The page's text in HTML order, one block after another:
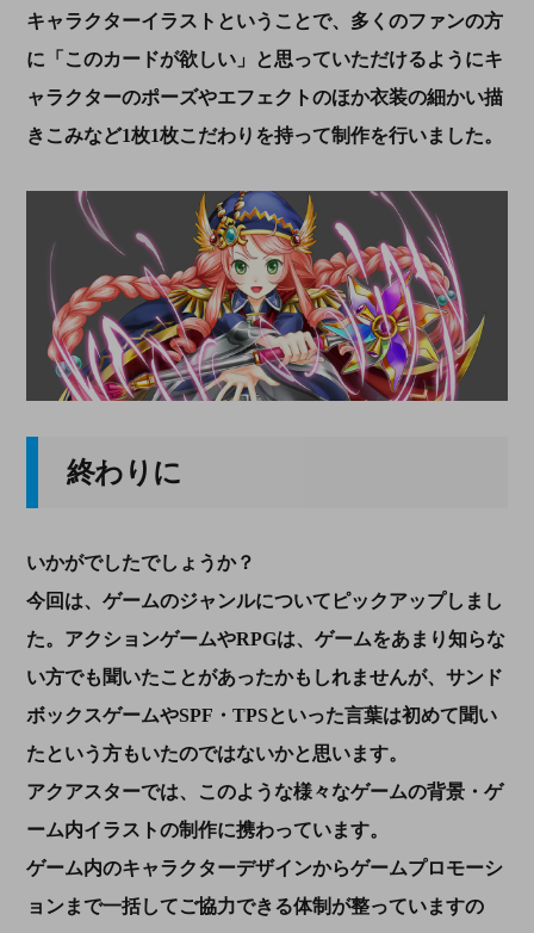
キャラクターイラストということで、多くのファンの方
に「このカードが欲しい」と思っていただけるようにキ
ャラクターのポーズやエフェクトのほか衣装の細かい描
きこみなど1枚1枚こだわりを持って制作を行いました。
終わりに
いかがでしたでしょうか？
今回は、ゲームのジャンルについてピックアップしまし
た。アクションゲームやRPGは、ゲームをあまり知らな
い方でも聞いたことがあったかもしれませんが、サンド
ボックスゲームやSPF・TPSといった言葉は初めて聞い
たという方もいたのではないかと思います。
アクアスターでは、このような様々なゲームの背景・ゲ
ーム内イラストの制作に携わっています。
ゲーム内のキャラクターデザインからゲームプロモーシ
ョンまで一括してご協力できる体制が整っていますの